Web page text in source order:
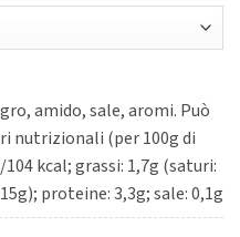
amido, sale, aromi. Può
nutrizionali (per 100g di
kcal; grassi: 1,7g (saturi:
proteine: 3,3g; sale: 0,1g